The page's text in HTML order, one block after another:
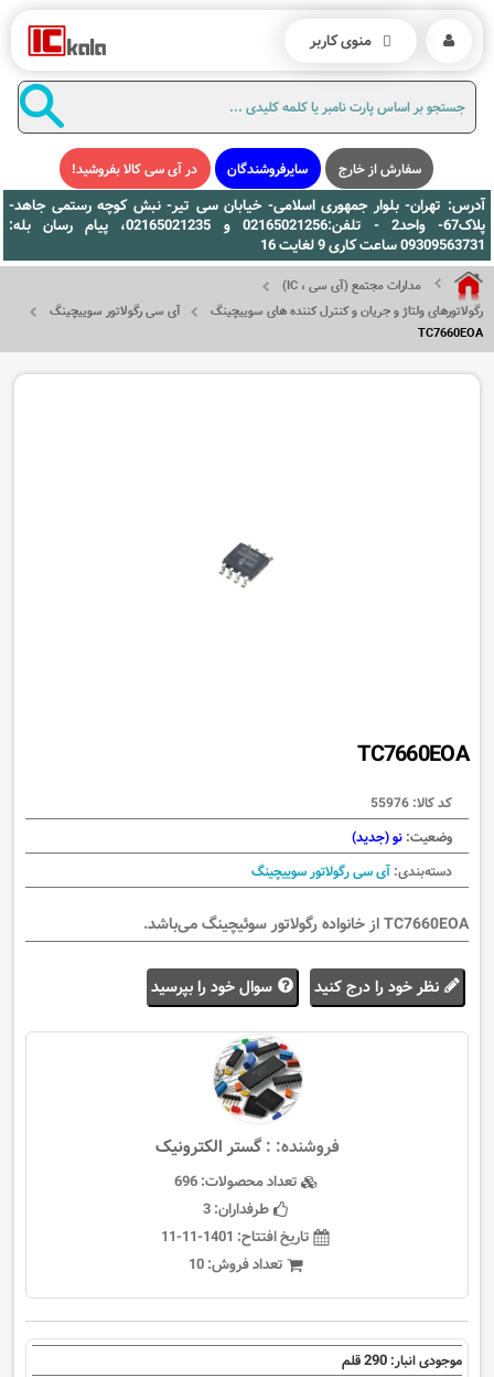
سفارش از خارج سایرفروشندگان در آی سی کالا بفروشید!
آدرس: تهران- بلوار جمهوری اسلامی- خیابان سی تیر- نبش کوچه رستمی جاهد-
پلاک67- واحد2 - تلفن:02165021256 و 02165021235، پیام رسان بله:
09309563731 ساعت کاری 9 لغایت 16
مدارات مجتمع (آی سی ، IC)
رگولاتورهای ولتاژ و جریان و کنترل کننده های سوییچینگ
آی سی رگولاتور سوییچینگ
TC7660EOA
TC7660EOA
کد کالا: 55976
وضعیت: نو (جدید)
دسته‌بندی: آی سی رگولاتور سوییچینگ
TC7660EOAاز خانوادهرگولاتور سوئیچینگمی‌باشد.
نظر خود را درج کنید سوال خود را بپرسید
فروشنده: :گستر الکترونیک
تعداد محصولات:696
طرفداران:3
تاریخ افتتاح: 1401-11-11
تعداد فروش:10
موجودی انبار: 290قلم
منوی کاربر